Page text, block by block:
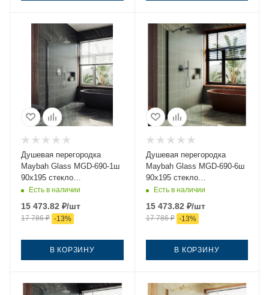
Душевая перегородка
Maybah Glass MGD-690-1ш
90х195 стекло
тонированное профиль
Есть в наличии
15 473.82 ₽/шт
17 786₽ -13%
В КОРЗИНУ
Душевая перегородка
Maybah Glass MGD-690-6ш
90х195 стекло
тонированное профиль
Есть в наличии
15 473.82 ₽/шт
17 786₽ -13%
В КОРЗИНУ